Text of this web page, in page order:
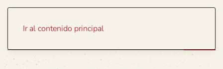
Ir al contenido principal